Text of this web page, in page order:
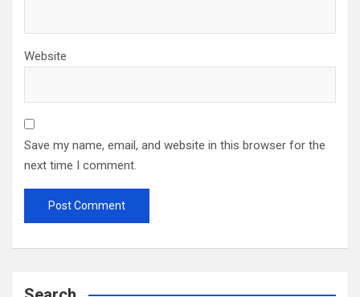
Website
Save my name, email, and website in this browser for the
next time I comment.